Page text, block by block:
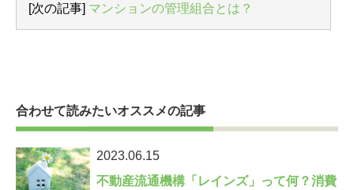
[次の記事] マンションの管理組合とは？
合わせて読みたいオススメの記事
2023.06.15
不動産流通機構「レインズ」って何？消費